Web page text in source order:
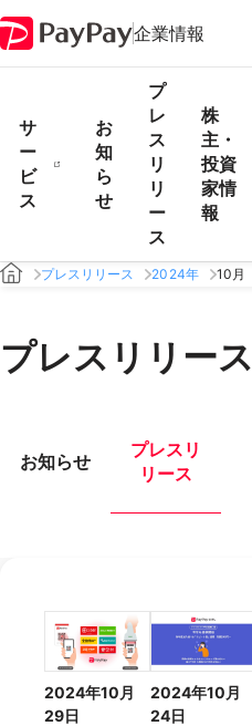
企業情報
サ
ー
ビ
ス
お
知
ら
せ
プ
レ
ス
リ
リ
ー
ス
株
主・
投資
家情
報
プレスリリース 2024年 10月
プレスリリース
お知らせ
プレスリ
リース
2024年10月
29日
2024年10月
24日